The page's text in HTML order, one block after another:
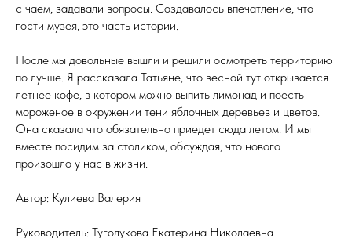
с чаем, задавали вопросы. Создавалось впечатление, что
гости музея, это часть истории.
После мы довольные вышли и решили осмотреть территорию
по лучше. Я рассказала Татьяне, что весной тут открывается
летнее кофе, в котором можно выпить лимонад и поесть
мороженое в окружении тени яблочных деревьев и цветов.
Она сказала что обязательно приедет сюда летом. И мы
вместе посидим за столиком, обсуждая, что нового
произошло у нас в жизни.
Автор: Кулиева Валерия
Руководитель: Туголукова Екатерина Николаевна